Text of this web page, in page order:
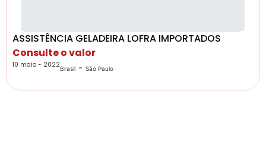
ASSISTÊNCIA GELADEIRA LOFRA IMPORTADOS
Consulte o valor
10 maio - 2022Brasil - São Paulo